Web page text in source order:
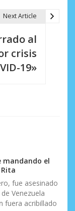
Next Article
al
crisis
19»
mandando el
fue asesinado
Venezuela
fuera acribillado